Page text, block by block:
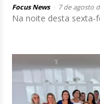
Focus News 7 de agosto
Na noite desta sexta-